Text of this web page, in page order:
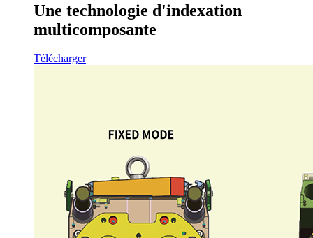
Une technologie d'indexation
multicomposante
Télécharger